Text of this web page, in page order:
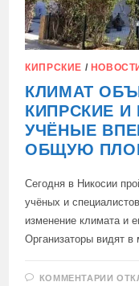
КИПРСКИЕ /
КЛИМАТ
КИПРСКИЕ И
УЧЁНЫЕ
ОБЩУЮ
Сегодня в Никосии
учёных и
изменение климата и
Организаторы видят
КОММЕНТАРИИ К